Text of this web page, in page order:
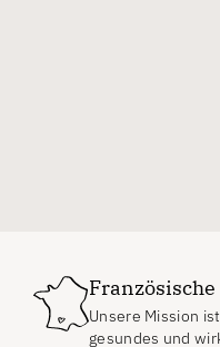
Unsere Mission
gesundes und